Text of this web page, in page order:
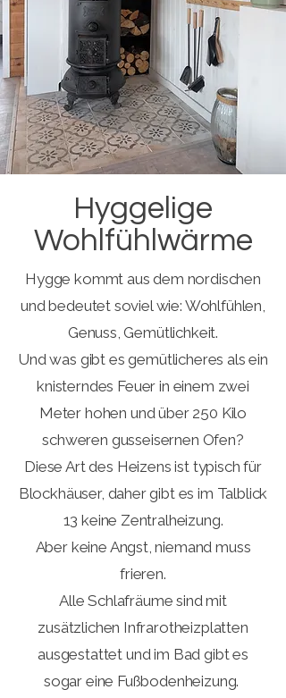
Hyggelige
Wohlfühlwärme
Hygge kommt aus dem nordischen
und bedeutet soviel wie: Wohlfühlen,
Genuss, Gemütlichkeit.
Und was gibt es gemütlicheres als ein
knisterndes Feuer in einem zwei
Meter hohen und über 250 Kilo
schweren gusseisernen Ofen?
Diese Art des Heizens ist typisch für
Blockhäuser, daher gibt es im Talblick
13 keine Zentralheizung.
Aber keine Angst, niemand muss
frieren.
Alle Schlafräume sind mit
zusätzlichen Infrarotheizplatten
ausgestattet und im Bad gibt es
sogar eine Fußbodenheizung. ​